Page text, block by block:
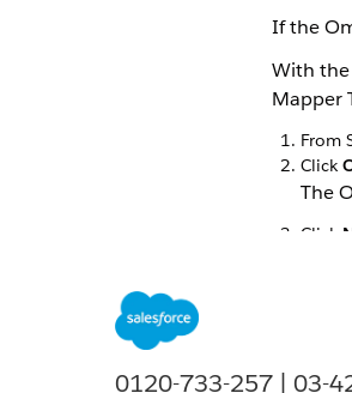
If the
With the
Mapper
From
Click
The
Click
0120-733-257 | 03-